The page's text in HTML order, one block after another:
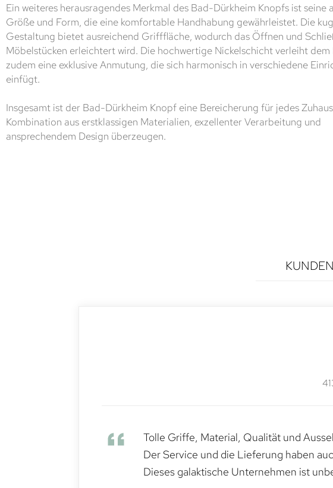
Ein weiteres herausragendes Merkmal des Bad-Dürkheim Knopfs ist seine
Größe und Form, die eine komfortable Handhabung gewährleistet. Die
Gestaltung bietet ausreichend Grifffläche, wodurch das Öffnen und
Möbelstücken erleichtert wird. Die hochwertige Nickelschicht verleiht
zudem eine exklusive Anmutung, die sich harmonisch in verschiedene
einfügt.
Insgesamt ist der Bad-Dürkheim Knopf eine Bereicherung für jedes
Kombination aus erstklassigen Materialien, exzellenter Verarbeitung und
ansprechendem Design überzeugen.
Tolle Griffe, Material, Qualität und
Der Service und die Lieferung haben
Dieses galaktische Unternehmen ist